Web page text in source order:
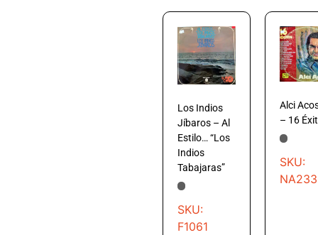
Los Indios
Jíbaros – Al
Estilo… “Los
Indios
Tabajaras”
SKU:
F1061
Alci
– 16
SKU: